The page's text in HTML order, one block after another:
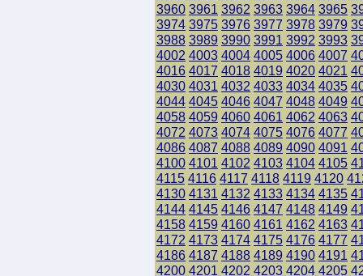
3960 3961 3962 3963 3964 3965
3974 3975 3976 3977 3978 3979
3988 3989 3990 3991 3992 3993
4002 4003 4004 4005 4006 4007
4016 4017 4018 4019 4020 4021
4030 4031 4032 4033 4034 4035
4044 4045 4046 4047 4048 4049
4058 4059 4060 4061 4062 4063
4072 4073 4074 4075 4076 4077
4086 4087 4088 4089 4090 4091
4100 4101 4102 4103 4104 4105
4115 4116 4117 4118 4119 4120
4130 4131 4132 4133 4134 4135
4144 4145 4146 4147 4148 4149
4158 4159 4160 4161 4162 4163
4172 4173 4174 4175 4176 4177
4186 4187 4188 4189 4190 4191
4200 4201 4202 4203 4204 4205